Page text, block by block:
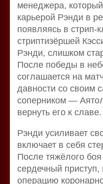
менеджера,
карьерой Рэнди в
появляясь в стрип-
стриптизёршей
Рэнди, слишком
После победы в
соглашается на
давности со своим
соперником —
вернуть его к славе.
Рэнди усиливает
включает в себя
После тяжёлого
сердечный приступ,
операцию